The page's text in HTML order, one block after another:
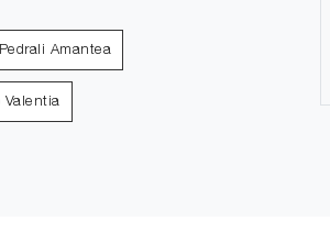
Pedrali Amantea
Valentia